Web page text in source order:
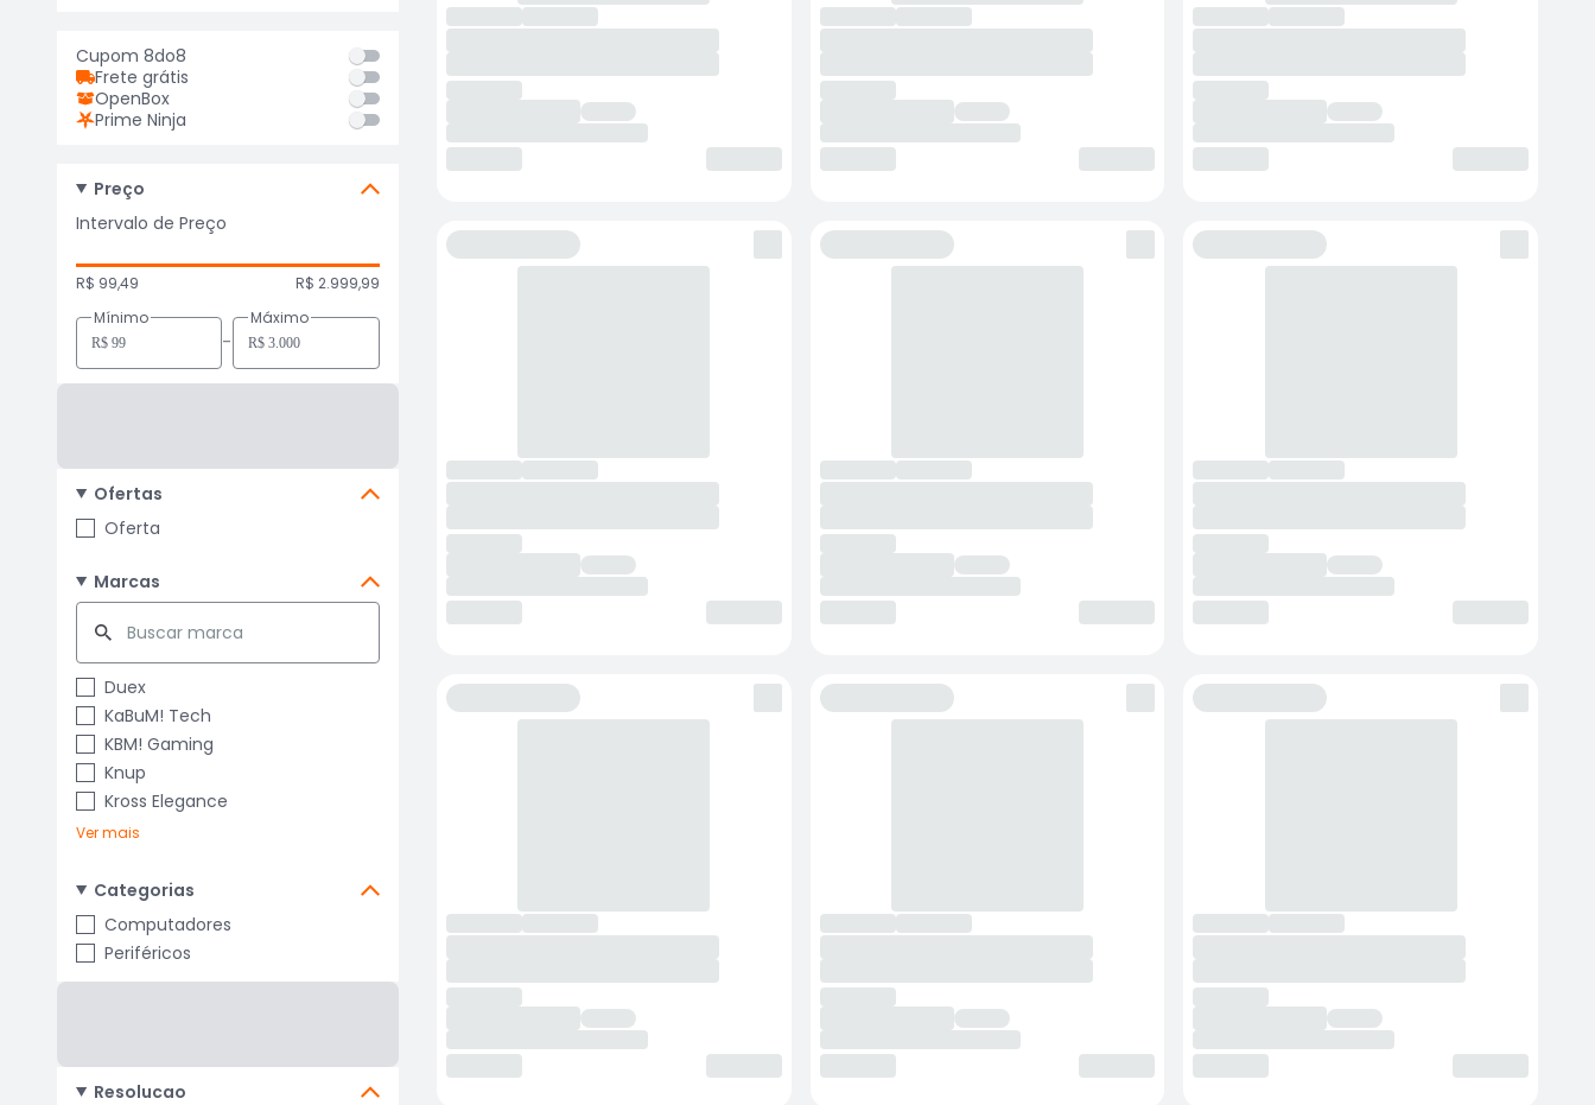
Cupom 8do8
Frete grátis
OpenBox
Prime Ninja
Preço
Intervalo de Preço
R$ 99,49
R$ 2.999,99
Mínimo
-
Máximo
Ofertas
Oferta
Marcas
Duex
KaBuM! Tech
KBM! Gaming
Knup
Kross Elegance
Ver mais
Categorias
Computadores
Periféricos
Resolucao